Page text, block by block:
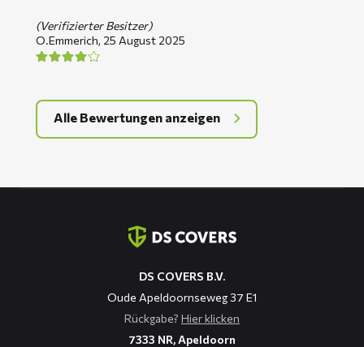
(Verifizierter Besitzer)
O.Emmerich, 25 August 2025
Alle Bewertungen anzeigen
DS COVERS B.V.
Oude Apeldoornseweg 37 E1
Rückgabe? Hier klicken
7333 NR, Apeldoorn